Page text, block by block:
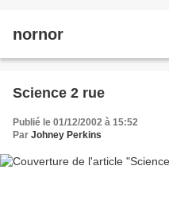
nornor
Science 2 rue
Publié le 01/12/2002 à 15:52
Par Johney Perkins